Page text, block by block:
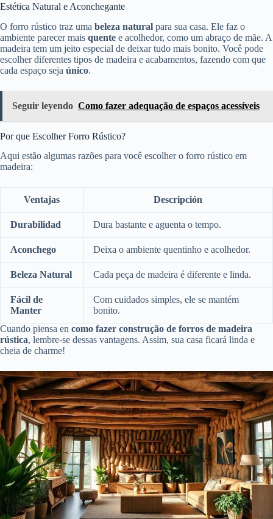
Estética Natural e Aconchegante
O forro rústico traz uma beleza natural para sua casa. Ele faz o
ambiente parecer mais quente e acolhedor, como um abraço de mãe. A
madeira tem um jeito especial de deixar tudo mais bonito. Você pode
escolher diferentes tipos de madeira e acabamentos, fazendo com que
cada espaço seja único.
Seguir leyendo Como fazer adequação de espaços acessíveis
Por que Escolher Forro Rústico?
Aqui estão algumas razões para você escolher o forro rústico em
madeira:
Ventajas Descripción
Durabilidad Dura bastante e aguenta o tempo.
Aconchego Deixa o ambiente quentinho e acolhedor.
Beleza Natural Cada peça de madeira é diferente e linda.
Fácil de
Manter
Com cuidados simples, ele se mantém
bonito.
Cuando piensa en como fazer construção de forros de madeira
rústica, lembre-se dessas vantagens. Assim, sua casa ficará linda e
cheia de charme!